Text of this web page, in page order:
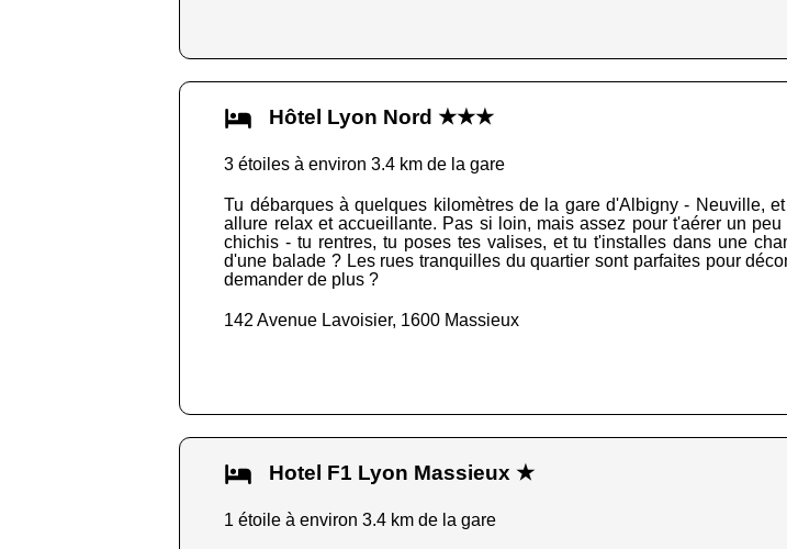
Hôtel Lyon Nord ★★★
3 étoiles à environ 3.4 km de la gare
Tu débarques à quelques kilomètres de la gare d'Albigny - Neuville,
allure relax et accueillante. Pas si loin, mais assez pour t'aérer un
chichis - tu rentres, tu poses tes valises, et tu t'installes dans une
d'une balade ? Les rues tranquilles du quartier sont parfaites pour
demander de plus ?
142 Avenue Lavoisier, 1600 Massieux
Hotel F1 Lyon Massieux ★
1 étoile à environ 3.4 km de la gare